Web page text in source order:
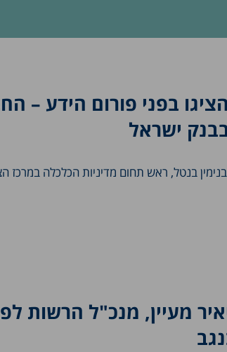
הציגו בפני פורום הידע –
ישראל
בנטל, ראש תחום מדיניות הכלכלה במרכז
מעיין, מנכ"ל הרשות